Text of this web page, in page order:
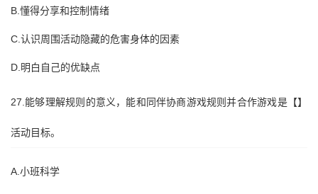
B.懂得分享和控制情绪
C.认识周围活动隐藏的危害身体的因素
D.明白自己的优缺点
27.能够理解规则的意义，能和同伴协商游戏规则并合作游戏是【】
活动目标。
A.小班科学